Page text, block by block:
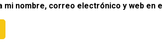
mi nombre, correo electrónico y web en